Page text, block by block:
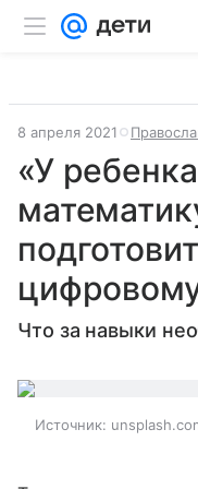
8 апреля 2021
«У
Что за навыки
Источник: